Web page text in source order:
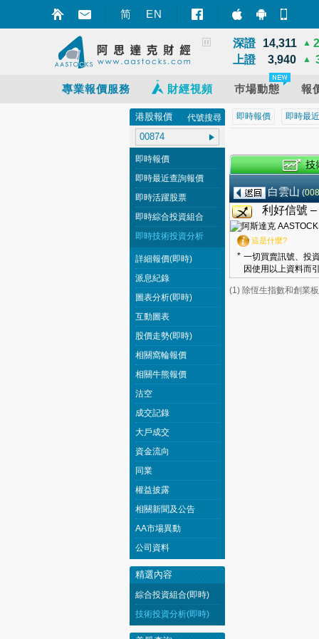
简 EN 智財迅
國指
8,531
深證
14,311 ▲
上證
3,940 ▲
專業報價服務 財經視頻 巿場動態 報
即時報價 即時最
白雲山 (
利好信號 –
這是什麼?
* 一切買賣訊號、投
因使用以上資料而
(1) 除恆生指數和創業
港股報價 代號搜尋
即時報價
即時最近查詢報價
即時活躍股票
即時綜合投資組合
即時技術投資分析
詳細報價(即時)
派息紀錄
圖表分析(即時)
互動圖表
股價走勢(即時)
相關窩輪報價
相關牛熊報價
沽空
成交記錄
大戶成交
資金流向
同業
權益披露
相關新聞及公告
AA市場異動
公司資料
精選內容
綜合投資組合(即時)
技術投資分析(即時)